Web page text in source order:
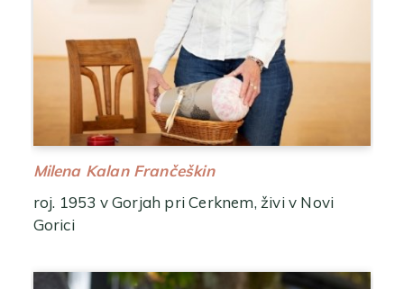
Milena Kalan Frančeškin
roj. 1953 v Gorjah pri Cerknem, živi v Novi
Gorici